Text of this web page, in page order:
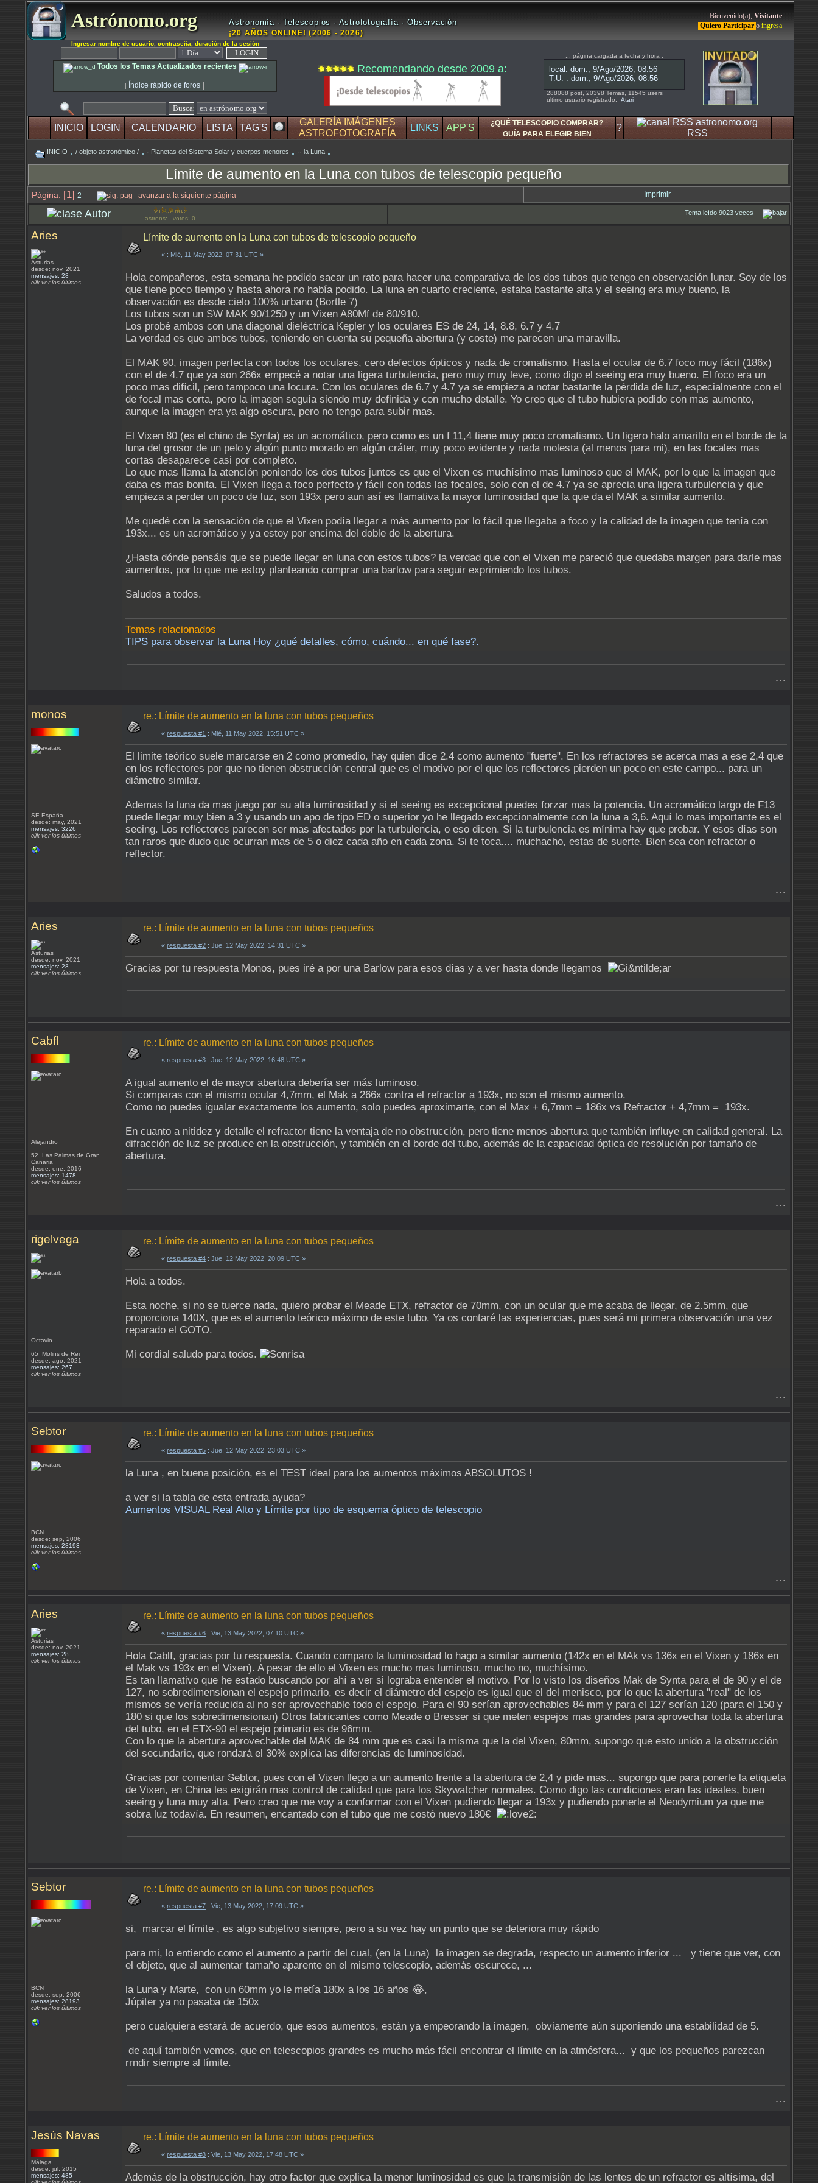
Astrónomo.org Astronomía · Telescopios · Astrofotografía · Observación
¡20 AÑOS ONLINE! (2006 - 2026)
Bienvenido(a), Visitante
Quiero Participar o ingresa
Ingresar nombre de usuario, contraseña, duración de la sesión
Todos los Temas Actualizados recientes
| Índice rápido de foros |
Recomendando desde 2009 a:
... página cargada a fecha y hora :
288088 post, 20398 Temas, 11545 users
último usuario registrado: Atari
INICIO LOGIN CALENDARIO LISTA TAG'S
GALERÍA IMÁGENES
ASTROFOTOGRAFÍA
LINKS APP'S
¿QUÉ TELESCOPIO COMPRAR?
GUÍA PARA ELEGIR BIEN
?
RSS
INICIO / objeto astronómico / · Planetas del Sistema Solar y cuerpos menores ·· la Luna
Límite de aumento en la Luna con tubos de telescopio pequeño
Página: [1] 2 avanzar a la siguiente página Imprimir
Autor astrons: votos: 0
Tema leído 9023 veces
Aries
Asturias
desde: nov, 2021
mensajes: 28
clik ver los últimos
Límite de aumento en la Luna con tubos de telescopio pequeño
« : Mié, 11 May 2022, 07:31 UTC »
Hola compañeros, esta semana he podido sacar un rato para hacer una comparativa de los dos tubos que tengo en observación lunar. Soy de los
que tiene poco tiempo y hasta ahora no había podido. La luna en cuarto creciente, estaba bastante alta y el seeing era muy bueno, la
observación es desde cielo 100% urbano (Bortle 7)
Los tubos son un SW MAK 90/1250 y un Vixen A80Mf de 80/910.
Los probé ambos con una diagonal dieléctrica Kepler y los oculares ES de 24, 14, 8.8, 6.7 y 4.7
La verdad es que ambos tubos, teniendo en cuenta su pequeña abertura (y coste) me parecen una maravilla.
El MAK 90, imagen perfecta con todos los oculares, cero defectos ópticos y nada de cromatismo. Hasta el ocular de 6.7 foco muy fácil (186x)
con el de 4.7 que ya son 266x empecé a notar una ligera turbulencia, pero muy muy leve, como digo el seeing era muy bueno. El foco era un
poco mas difícil, pero tampoco una locura. Con los oculares de 6.7 y 4.7 ya se empieza a notar bastante la pérdida de luz, especialmente con el
de focal mas corta, pero la imagen seguía siendo muy definida y con mucho detalle. Yo creo que el tubo hubiera podido con mas aumento,
aunque la imagen era ya algo oscura, pero no tengo para subir mas.
El Vixen 80 (es el chino de Synta) es un acromático, pero como es un f 11,4 tiene muy poco cromatismo. Un ligero halo amarillo en el borde de la
luna del grosor de un pelo y algún punto morado en algún cráter, muy poco evidente y nada molesta (al menos para mi), en las focales mas
cortas desaparece casi por completo.
Lo que mas llama la atención poniendo los dos tubos juntos es que el Vixen es muchísimo mas luminoso que el MAK, por lo que la imagen que
daba es mas bonita. El Vixen llega a foco perfecto y fácil con todas las focales, solo con el de 4.7 ya se aprecia una ligera turbulencia y que
empieza a perder un poco de luz, son 193x pero aun así es llamativa la mayor luminosidad que la que da el MAK a similar aumento.
Me quedé con la sensación de que el Vixen podía llegar a más aumento por lo fácil que llegaba a foco y la calidad de la imagen que tenía con
193x... es un acromático y ya estoy por encima del doble de la abertura.
¿Hasta dónde pensáis que se puede llegar en luna con estos tubos? la verdad que con el Vixen me pareció que quedaba margen para darle mas
aumentos, por lo que me estoy planteando comprar una barlow para seguir exprimiendo los tubos.
Saludos a todos.
Temas relacionados
TIPS para observar la Luna Hoy ¿qué detalles, cómo, cuándo... en qué fase?.
- - -
monos
SE España
desde: may, 2021
mensajes: 3226
clik ver los últimos
re.: Límite de aumento en la luna con tubos pequeños
« respuesta #1 : Mié, 11 May 2022, 15:51 UTC »
El limite teórico suele marcarse en 2 como promedio, hay quien dice 2.4 como aumento "fuerte". En los refractores se acerca mas a ese 2,4 que
en los reflectores por que no tienen obstrucción central que es el motivo por el que los reflectores pierden un poco en este campo... para un
diámetro similar.
Ademas la luna da mas juego por su alta luminosidad y si el seeing es excepcional puedes forzar mas la potencia. Un acromático largo de F13
puede llegar muy bien a 3 y usando un apo de tipo ED o superior yo he llegado excepcionalmente con la luna a 3,6. Aquí lo mas importante es el
seeing. Los reflectores parecen ser mas afectados por la turbulencia, o eso dicen. Si la turbulencia es mínima hay que probar. Y esos días son
tan raros que dudo que ocurran mas de 5 o diez cada año en cada zona. Si te toca.... muchacho, estas de suerte. Bien sea con refractor o
reflector.
- - -
Aries
Asturias
desde: nov, 2021
mensajes: 28
clik ver los últimos
re.: Límite de aumento en la luna con tubos pequeños
« respuesta #2 : Jue, 12 May 2022, 14:31 UTC »
Gracias por tu respuesta Monos, pues iré a por una Barlow para esos días y a ver hasta donde llegamos
- - -
Cabfl
Alejandro
52 Las Palmas de Gran
Canaria
desde: ene, 2016
mensajes: 1478
clik ver los últimos
re.: Límite de aumento en la luna con tubos pequeños
« respuesta #3 : Jue, 12 May 2022, 16:48 UTC »
A igual aumento el de mayor abertura debería ser más luminoso.
Si comparas con el mismo ocular 4,7mm, el Mak a 266x contra el refractor a 193x, no son el mismo aumento.
Como no puedes igualar exactamente los aumento, solo puedes aproximarte, con el Max + 6,7mm = 186x vs Refractor + 4,7mm = 193x.
En cuanto a nitidez y detalle el refractor tiene la ventaja de no obstrucción, pero tiene menos abertura que también influye en calidad general. La
difracción de luz se produce en la obstrucción, y también en el borde del tubo, además de la capacidad óptica de resolución por tamaño de
abertura.
- - -
rigelvega
Octavio
65 Molins de Rei
desde: ago, 2021
mensajes: 267
clik ver los últimos
re.: Límite de aumento en la luna con tubos pequeños
« respuesta #4 : Jue, 12 May 2022, 20:09 UTC »
Hola a todos.
Esta noche, si no se tuerce nada, quiero probar el Meade ETX, refractor de 70mm, con un ocular que me acaba de llegar, de 2.5mm, que
proporciona 140X, que es el aumento teórico máximo de este tubo. Ya os contaré las experiencias, pues será mi primera observación una vez
reparado el GOTO.
Mi cordial saludo para todos.
- - -
Sebtor
BCN
desde: sep, 2006
mensajes: 28193
clik ver los últimos
re.: Límite de aumento en la luna con tubos pequeños
« respuesta #5 : Jue, 12 May 2022, 23:03 UTC »
la Luna , en buena posición, es el TEST ideal para los aumentos máximos ABSOLUTOS !
a ver si la tabla de esta entrada ayuda?
Aumentos VISUAL Real Alto y Límite por tipo de esquema óptico de telescopio
- - -
Aries
Asturias
desde: nov, 2021
mensajes: 28
clik ver los últimos
re.: Límite de aumento en la luna con tubos pequeños
« respuesta #6 : Vie, 13 May 2022, 07:10 UTC »
Hola Cablf, gracias por tu respuesta. Cuando comparo la luminosidad lo hago a similar aumento (142x en el MAk vs 136x en el Vixen y 186x en
el Mak vs 193x en el Vixen). A pesar de ello el Vixen es mucho mas luminoso, mucho no, muchísimo.
Es tan llamativo que he estado buscando por ahí a ver si lograba entender el motivo. Por lo visto los diseños Mak de Synta para el de 90 y el de
127, no sobredimensionan el espejo primario, es decir el diámetro del espejo es igual que el del menisco, por lo que la abertura "real" de los
mismos se vería reducida al no ser aprovechable todo el espejo. Para el 90 serían aprovechables 84 mm y para el 127 serían 120 (para el 150 y
180 si que los sobredimensionan) Otros fabricantes como Meade o Bresser si que meten espejos mas grandes para aprovechar toda la abertura
del tubo, en el ETX-90 el espejo primario es de 96mm.
Con lo que la abertura aprovechable del MAK de 84 mm que es casi la misma que la del Vixen, 80mm, supongo que esto unido a la obstrucción
del secundario, que rondará el 30% explica las diferencias de luminosidad.
Gracias por comentar Sebtor, pues con el Vixen llego a un aumento frente a la abertura de 2,4 y pide mas... supongo que para ponerle la etiqueta
de Vixen, en China les exigirán mas control de calidad que para los Skywatcher normales. Como digo las condiciones eran las ideales, buen
seeing y luna muy alta. Pero creo que me voy a conformar con el Vixen pudiendo llegar a 193x y pudiendo ponerle el Neodymium ya que me
sobra luz todavía. En resumen, encantado con el tubo que me costó nuevo 180€
- - -
Sebtor
BCN
desde: sep, 2006
mensajes: 28193
clik ver los últimos
re.: Límite de aumento en la luna con tubos pequeños
« respuesta #7 : Vie, 13 May 2022, 17:09 UTC »
si, marcar el límite , es algo subjetivo siempre, pero a su vez hay un punto que se deteriora muy rápido
para mi, lo entiendo como el aumento a partir del cual, (en la Luna) la imagen se degrada, respecto un aumento inferior ... y tiene que ver, con
el objeto, que al aumentar tamaño aparente en el mismo telescopio, además oscurece, ...
la Luna y Marte, con un 60mm yo le metía 180x a los 16 años 😂,
Júpiter ya no pasaba de 150x
pero cualquiera estará de acuerdo, que esos aumentos, están ya empeorando la imagen, obviamente aún suponiendo una estabilidad de 5.
de aquí también vemos, que en telescopios grandes es mucho más fácil encontrar el límite en la atmósfera... y que los pequeños parezcan
rrndir siempre al límite.
- - -
Jesús Navas
Málaga
desde: jul, 2015
mensajes: 485
re.: Límite de aumento en la luna con tubos pequeños
« respuesta #8 : Vie, 13 May 2022, 17:48 UTC »
Además de la obstrucción, hay otro factor que explica la menor luminosidad es que la transmisión de las lentes de un refractor es altísima, del